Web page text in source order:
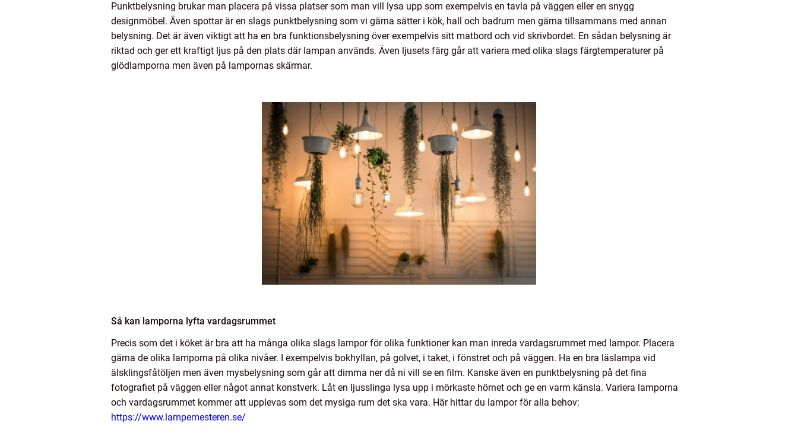
Punktbelysning brukar man placera på vissa platser som man vill lysa upp som exempelvis en tavla på väggen eller en snygg
designmöbel. Även spottar är en slags punktbelysning som vi gärna sätter i kök, hall och badrum men gärna tillsammans med annan
belysning. Det är även viktigt att ha en bra funktionsbelysning över exempelvis sitt matbord och vid skrivbordet. En sådan belysning är
riktad och ger ett kraftigt ljus på den plats där lampan används. Även ljusets färg går att variera med olika slags färgtemperaturer på
glödlamporna men även på lampornas skärmar.
Så kan lamporna lyfta vardagsrummet
Precis som det i köket är bra att ha många olika slags lampor för olika funktioner kan man inreda vardagsrummet med lampor. Placera
gärna de olika lamporna på olika nivåer. I exempelvis bokhyllan, på golvet, i taket, i fönstret och på väggen. Ha en bra läslampa vid
älsklingsfåtöljen men även mysbelysning som går att dimma ner då ni vill se en film. Kanske även en punktbelysning på det fina
fotografiet på väggen eller något annat konstverk. Låt en ljusslinga lysa upp i mörkaste hörnet och ge en varm känsla. Variera lamporna
och vardagsrummet kommer att upplevas som det mysiga rum det ska vara. Här hittar du lampor för alla behov:
https://www.lampemesteren.se/